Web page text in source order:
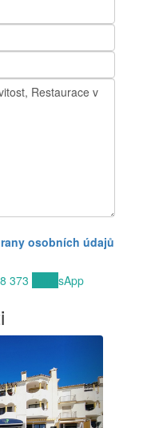
osobních údajů
373 WhatsApp